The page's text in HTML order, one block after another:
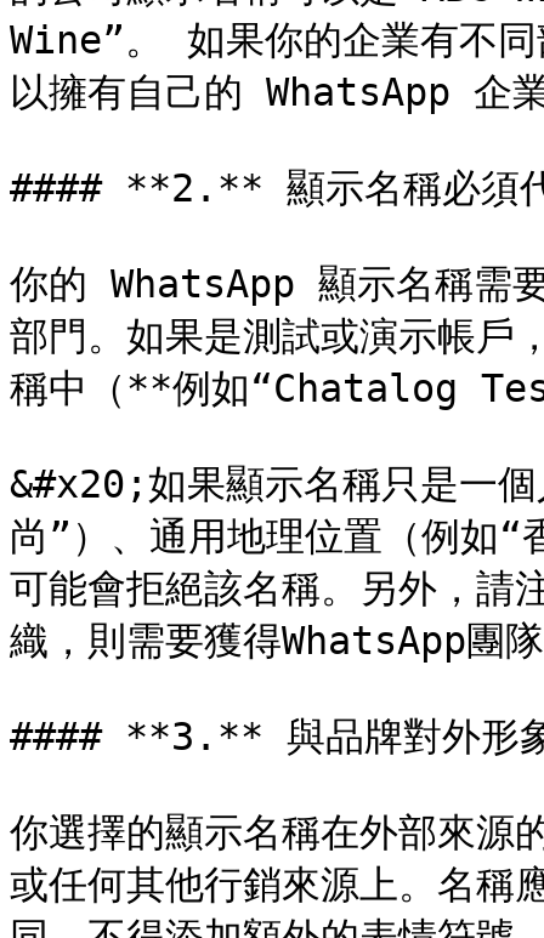
Wine”。 如果你的企業有不
以擁有自己的 WhatsApp 企
#### **2.** 顯示名稱必須
你的 WhatsApp 顯示名稱需
部門。如果是測試或演示帳戶
稱中（**例如“Chatalog
&#x20;如果顯示名稱只是一
尚”）、通用地理位置（例如
可能會拒絕該名稱。另外，請
織，則需要獲得WhatsApp團
#### **3.** 與品牌對外形
你選擇的顯示名稱在外部來源
或任何其他行銷來源上。名稱